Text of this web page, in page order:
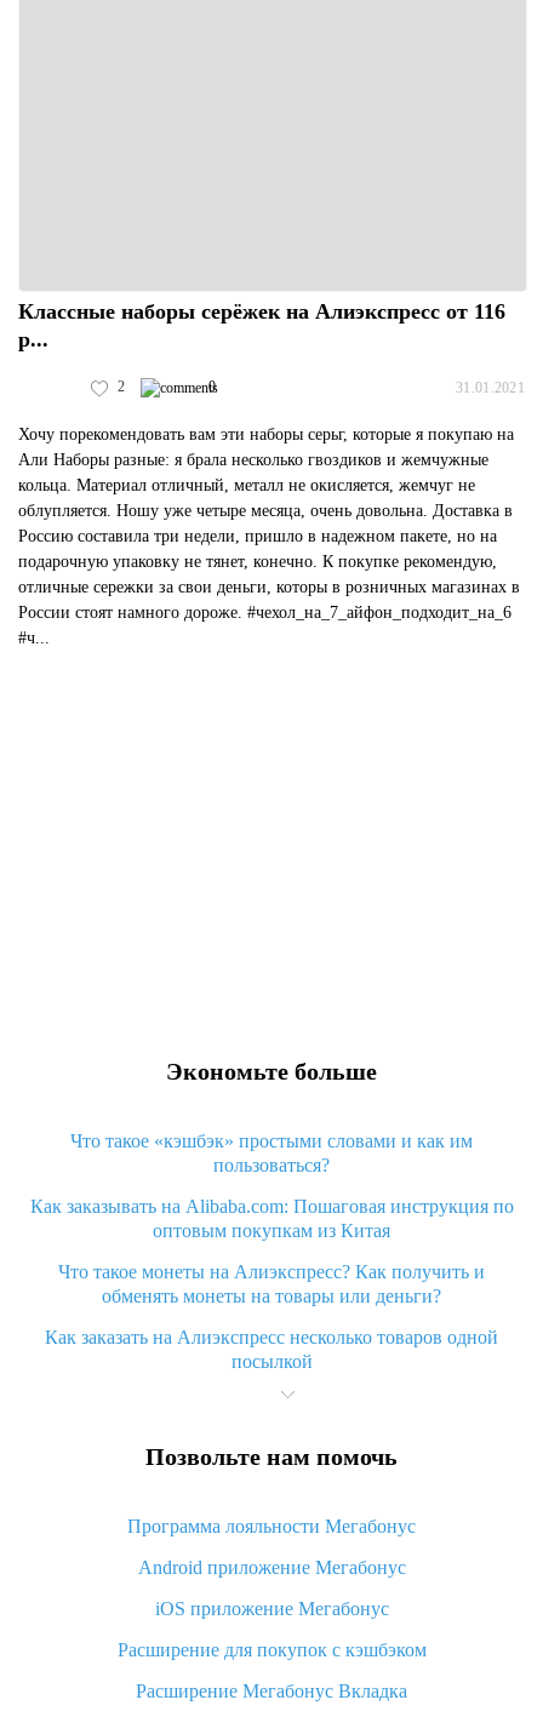
Классные наборы серёжек на Алиэкспресс от 116
р...
2 0 31.01.2021
Хочу порекомендовать вам эти наборы серьг, которые я покупаю на
Али Наборы разные: я брала несколько гвоздиков и жемчужные
кольца. Материал отличный, металл не окисляется, жемчуг не
облупляется. Ношу уже четыре месяца, очень довольна. Доставка в
Россию составила три недели, пришло в надежном пакете, но на
подарочную упаковку не тянет, конечно. К покупке рекомендую,
отличные сережки за свои деньги, которы в розничных магазинах в
России стоят намного дороже. #чехол_на_7_айфон_подходит_на_6
#ч...
Экономьте больше
Что такое «кэшбэк» простыми словами и как им
пользоваться?
Как заказывать на Alibaba.com: Пошаговая инструкция по
оптовым покупкам из Китая
Что такое монеты на Алиэкспресс? Как получить и
обменять монеты на товары или деньги?
Как заказать на Алиэкспресс несколько товаров одной
посылкой
Что значит статус «Заказ закрыт» на Алиэкспресс и что
Что делать, если Алиэкспресс просит ввести паспортные
Как узнать, куда пришла посылка с Алиэкспресс
Вы отменили заказ на Алиэкспресс, когда вернут деньги?
Что такое баллы на Алиэкспресс, как их получить и
«AliExpress Standard Shipping»: что это за метод доставки и
как его отслеживать
Позвольте нам помочь
Программа лояльности Мегабонус
Android приложение Мегабонус
iOS приложение Мегабонус
Расширение для покупок с кэшбэком
Расширение Мегабонус Вкладка